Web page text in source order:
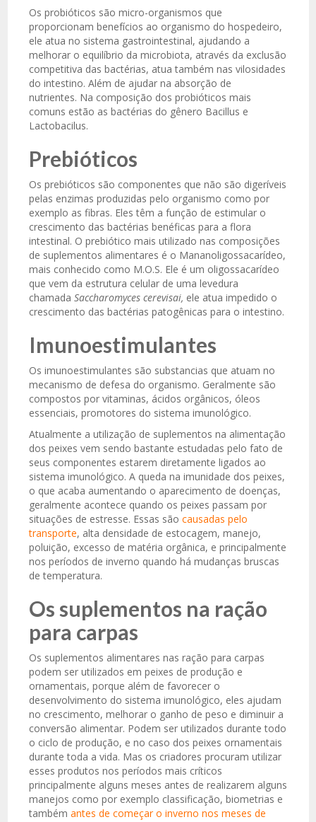
Os probióticos são micro-organismos que
proporcionam benefícios ao organismo do hospedeiro,
ele atua no sistema gastrointestinal, ajudando a
melhorar o equilíbrio da microbiota, através da exclusão
competitiva das bactérias, atua também nas vilosidades
do intestino. Além de ajudar na absorção de
nutrientes. Na composição dos probióticos mais
comuns estão as bactérias do gênero Bacillus e
Lactobacilus.
Prebióticos
Os prebióticos são componentes que não são digeríveis
pelas enzimas produzidas pelo organismo como por
exemplo as fibras. Eles têm a função de estimular o
crescimento das bactérias benéficas para a flora
intestinal. O prebiótico mais utilizado nas composições
de suplementos alimentares é o Mananoligossacarídeo,
mais conhecido como M.O.S. Ele é um oligossacarídeo
que vem da estrutura celular de uma levedura
chamada Saccharomyces cerevisai, ele atua impedido o
crescimento das bactérias patogênicas para o intestino.
Imunoestimulantes
Os imunoestimulantes são substancias que atuam no
mecanismo de defesa do organismo. Geralmente são
compostos por vitaminas, ácidos orgânicos, óleos
essenciais, promotores do sistema imunológico.
Atualmente a utilização de suplementos na alimentação
dos peixes vem sendo bastante estudadas pelo fato de
seus componentes estarem diretamente ligados ao
sistema imunológico. A queda na imunidade dos peixes,
o que acaba aumentando o aparecimento de doenças,
geralmente acontece quando os peixes passam por
situações de estresse. Essas são causadas pelo
transporte, alta densidade de estocagem, manejo,
poluição, excesso de matéria orgânica, e principalmente
nos períodos de inverno quando há mudanças bruscas
de temperatura.
Os suplementos na ração
para carpas
Os suplementos alimentares nas ração para carpas
podem ser utilizados em peixes de produção e
ornamentais, porque além de favorecer o
desenvolvimento do sistema imunológico, eles ajudam
no crescimento, melhorar o ganho de peso e diminuir a
conversão alimentar. Podem ser utilizados durante todo
o ciclo de produção, e no caso dos peixes ornamentais
durante toda a vida. Mas os criadores procuram utilizar
esses produtos nos períodos mais críticos
principalmente alguns meses antes de realizarem alguns
manejos como por exemplo classificação, biometrias e
também antes de começar o inverno nos meses de